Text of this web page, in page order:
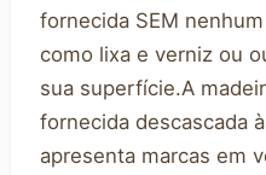
fornecida SEM
como lixa e verniz ou
sua superfície.A
fornecida descascada
apresenta marcas em